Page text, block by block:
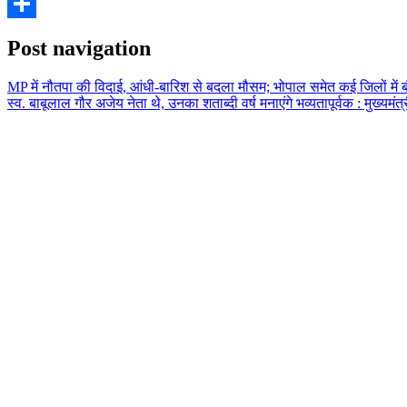
Email
Post navigation
MP में नौतपा की विदाई, आंधी-बारिश से बदला मौसम; भोपाल समेत कई जिलों में
स्व. बाबूलाल गौर अजेय नेता थे, उनका शताब्दी वर्ष मनाएंगे भव्यतापूर्वक :